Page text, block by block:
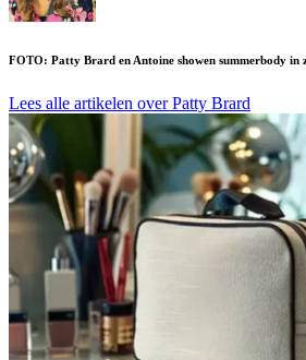
FOTO: Patty Brard en Antoine showen summerbody in
Lees alle artikelen over Patty Brard